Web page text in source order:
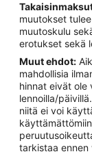
muutokset
muutoskulu
erotukset sekä
Muut ehdot:
mahdollisia
hinnat eivät ole
lennoilla/
niitä ei voi
tarkistaa ennen